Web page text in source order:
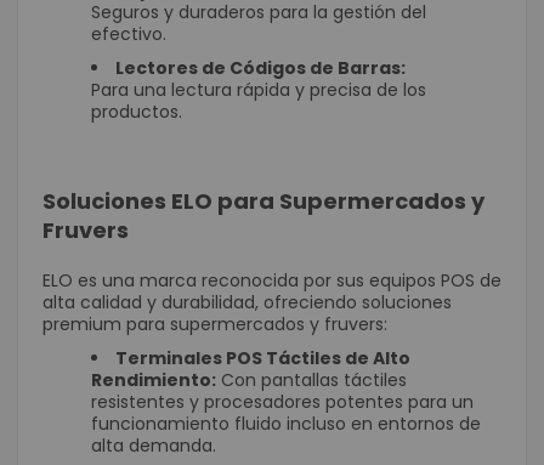
Seguros y duraderos para la gestión del
efectivo.
Lectores de Códigos de Barras:
Para una lectura rápida y precisa de los
productos.
Soluciones ELO para Supermercados y
Fruvers
ELO es una marca reconocida por sus equipos POS de
alta calidad y durabilidad, ofreciendo soluciones
premium para supermercados y fruvers:
Terminales POS Táctiles de Alto
Rendimiento: Con pantallas táctiles
resistentes y procesadores potentes para un
funcionamiento fluido incluso en entornos de
alta demanda.